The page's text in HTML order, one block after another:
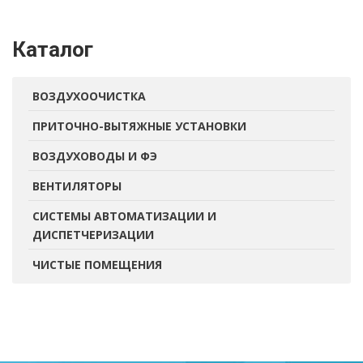
Каталог
ВОЗДУХООЧИСТКА
ПРИТОЧНО-ВЫТЯЖНЫЕ УСТАНОВКИ
ВОЗДУХОВОДЫ И ФЭ
ВЕНТИЛЯТОРЫ
СИСТЕМЫ АВТОМАТИЗАЦИИ И
ДИСПЕТЧЕРИЗАЦИИ
ЧИСТЫЕ ПОМЕЩЕНИЯ